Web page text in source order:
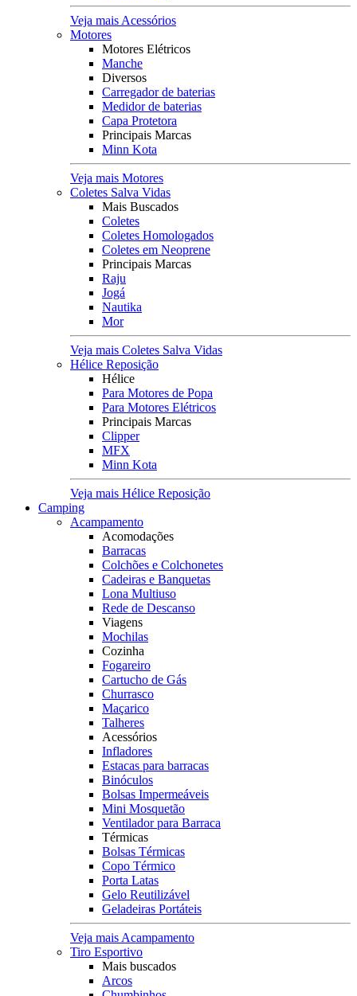
Veja mais Acessórios
Motores
Motores Elétricos
Manche
Diversos
Carregador de baterias
Medidor de baterias
Capa Protetora
Principais Marcas
Minn Kota
Veja mais Motores
Coletes Salva Vidas
Mais Buscados
Coletes
Coletes Homologados
Coletes em Neoprene
Principais Marcas
Raju
Jogá
Nautika
Mor
Veja mais Coletes Salva Vidas
Hélice Reposição
Hélice
Para Motores de Popa
Para Motores Elétricos
Principais Marcas
Clipper
MFX
Minn Kota
Veja mais Hélice Reposição
Camping
Acampamento
Acomodações
Barracas
Colchões e Colchonetes
Cadeiras e Banquetas
Lona Multiuso
Rede de Descanso
Viagens
Mochilas
Cozinha
Fogareiro
Cartucho de Gás
Churrasco
Maçarico
Talheres
Acessórios
Infladores
Estacas para barracas
Binóculos
Bolsas Impermeáveis
Mini Mosquetão
Ventilador para Barraca
Térmicas
Bolsas Térmicas
Copo Térmico
Porta Latas
Gelo Reutilizável
Geladeiras Portáteis
Veja mais Acampamento
Tiro Esportivo
Mais buscados
Arcos